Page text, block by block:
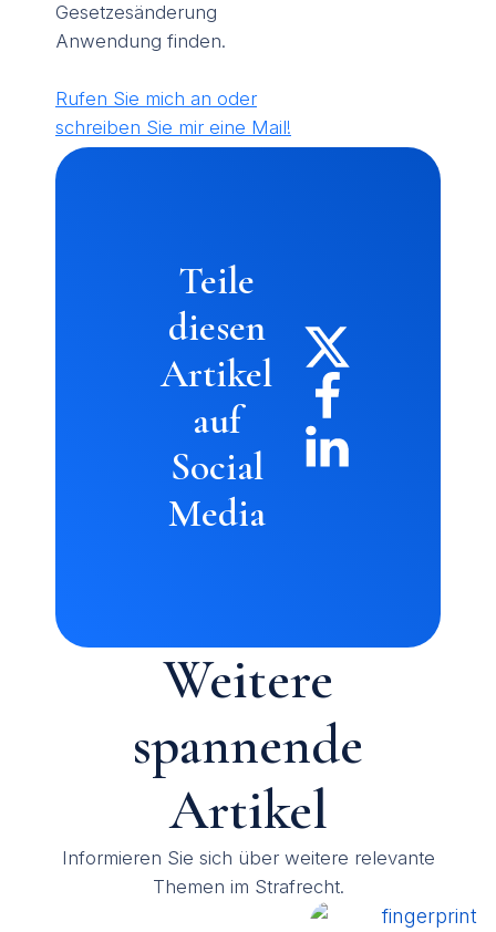
Gesetzesänderung
Anwendung finden.
Rufen Sie mich an oder
schreiben Sie mir eine Mail!
Teile
diesen
Artikel
auf
Social
Media
Weitere
spannende
Artikel
Informieren Sie sich über weitere relevante
Themen im Strafrecht.